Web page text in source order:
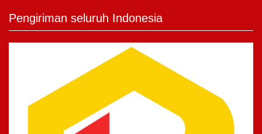
Pengiriman seluruh Indonesia